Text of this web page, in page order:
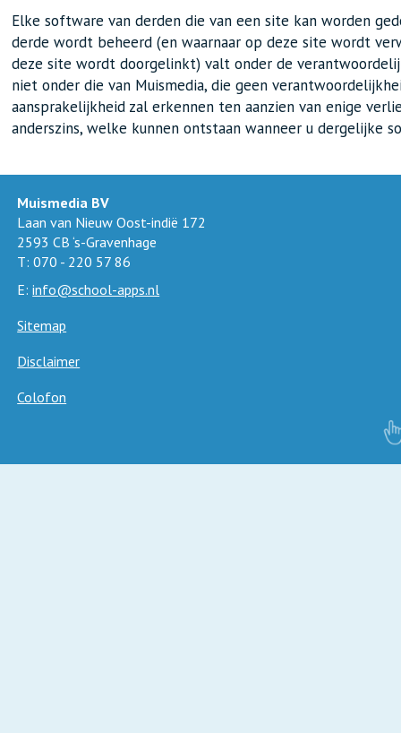
Elke software van derden die van een site kan worden
derde wordt beheerd (en waarnaar op deze site wordt
deze site wordt doorgelinkt) valt onder de
niet onder die van Muismedia, die geen
aansprakelijkheid zal erkennen ten aanzien van enige
anderszins, welke kunnen ontstaan wanneer u dergelijke
Muismedia BV
Laan van Nieuw Oost-indië 172
2593 CB ‘s-Gravenhage
T: 070 - 220 57 86
E:info@school-apps.nl
Sitemap
Disclaimer
Colofon